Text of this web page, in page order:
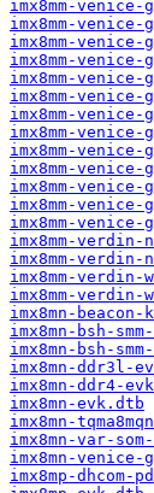
imx8mm-
imx8mm-
imx8mm-
imx8mm-venice-
imx8mm-
imx8mm-
imx8mm-
imx8mm-
imx8mm-venice-
imx8mm-venice-
imx8mm-venice-
imx8mm-venice-
imx8mm-venice-
imx8mm-
imx8mm-
imx8mm-
imx8mm-
imx8mn-
imx8mn-bsh-
imx8mn-bsh-
imx8mn-ddr3l-
imx8mn-ddr4-
imx8mn-evk.dtb
imx8mn-
imx8mn-var-
imx8mn-venice-
imx8mp-dhcom-